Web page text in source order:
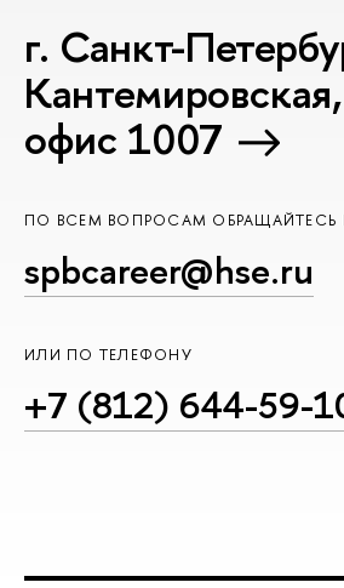
г. Санкт-
офис 1007
ПО ВСЕМ ВОПРОСАМ ОБРАЩАЙТЕСЬ
spbcareer@hse.ru
ИЛИ ПО ТЕЛЕФОНУ
+7 (812) 644-59-